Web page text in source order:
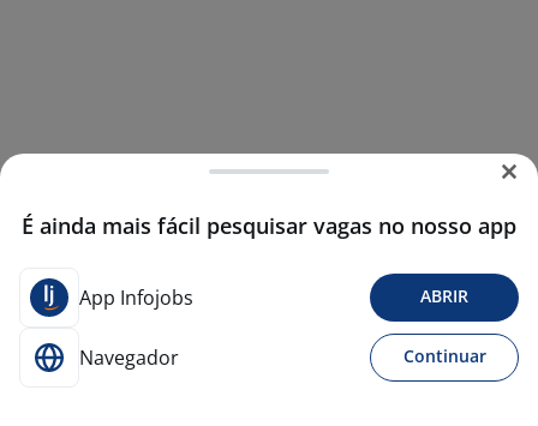
É ainda mais fácil pesquisar vagas no nosso app
App Infojobs ABRIR
Navegador Continuar